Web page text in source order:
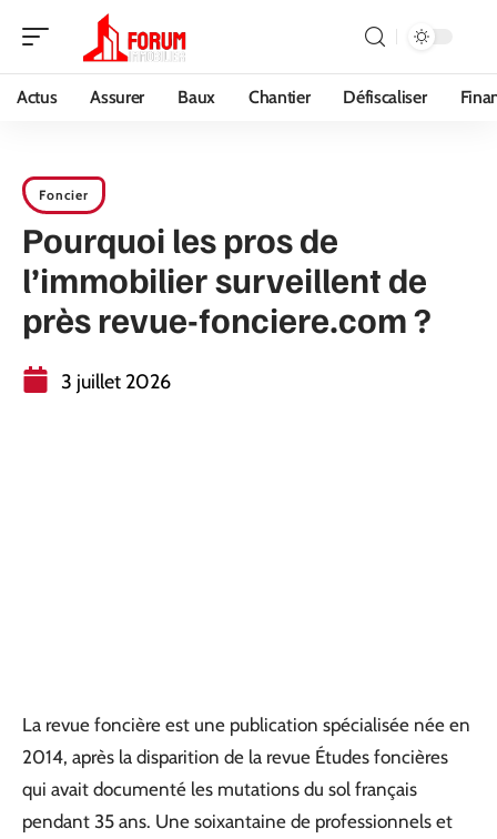
Actus Assurer Baux Chantier Défiscaliser
Foncier
Pourquoi les pros de
l’immobilier surveillent de
près revue-fonciere.com ?
3 juillet 2026
La revue foncière est une publication spécialisée née en
2014, après la disparition de la revue Études foncières
qui avait documenté les mutations du sol français
pendant 35 ans. Une soixantaine de professionnels et